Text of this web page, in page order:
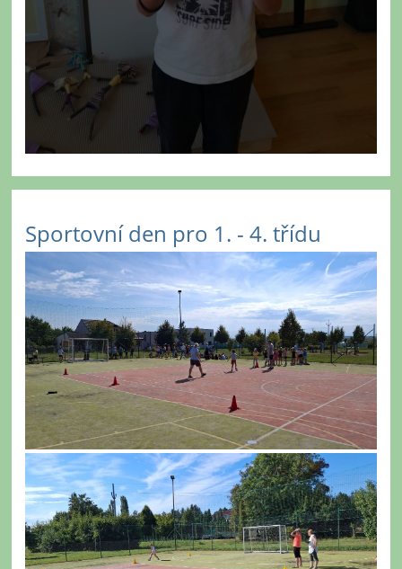
Sportovní den pro 1. - 4. třídu